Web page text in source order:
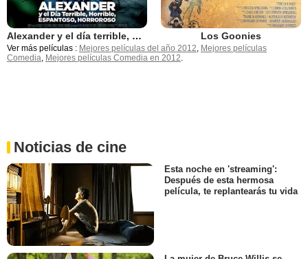
Alexander y el día terrible, horrible, espantoso, horroroso Los Goonies
Ver más películas : Mejores películas del año 2012 Mejores películas
Comedia Mejores películas Comedia en 2012
Noticias de cine
Esta noche en 'streaming':
Después de esta hermosa
película, te replantearás tu vida